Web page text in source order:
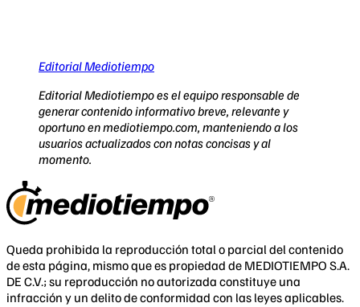
Editorial Mediotiempo
Editorial Mediotiempo es el equipo responsable de
generar contenido informativo breve, relevante y
oportuno en mediotiempo.com, manteniendo a los
usuarios actualizados con notas concisas y al
momento.
Queda prohibida la reproducción total o parcial del contenido
de esta página, mismo que es propiedad de MEDIOTIEMPO S.A.
DE C.V.; su reproducción no autorizada constituye una
infracción y un delito de conformidad con las leyes aplicables.